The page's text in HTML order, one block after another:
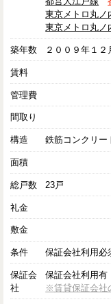
東京メトロ丸ノ
東京メトロ丸ノ
築年数 ２００９年１２
賃料
管理費
間取り
構造 鉄筋コンクリー
面積
総戸数 23戸
礼金
敷金
条件 保証会社利用必
保証会
社
保証会社利用有
※賃貸保証会社